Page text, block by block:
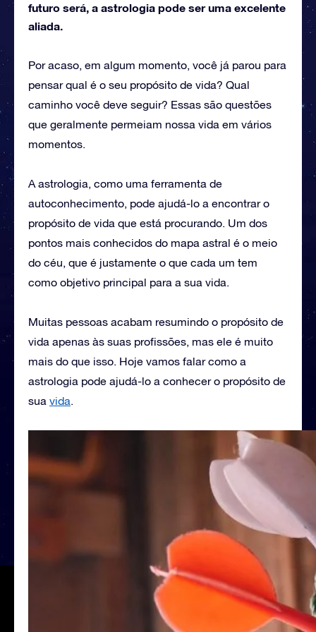
futuro será, a astrologia pode ser uma excelente
aliada.
Por acaso, em algum momento, você já parou para
pensar qual é o seu propósito de vida? Qual
caminho você deve seguir? Essas são questões
que geralmente permeiam nossa vida em vários
momentos.
A astrologia, como uma ferramenta de
autoconhecimento, pode ajudá-lo a encontrar o
propósito de vida que está procurando. Um dos
pontos mais conhecidos do mapa astral é o meio
do céu, que é justamente o que cada um tem
como objetivo principal para a sua vida.
Muitas pessoas acabam resumindo o propósito de
vida apenas às suas profissões, mas ele é muito
mais do que isso. Hoje vamos falar como a
astrologia pode ajudá-lo a conhecer o propósito de
sua vida.